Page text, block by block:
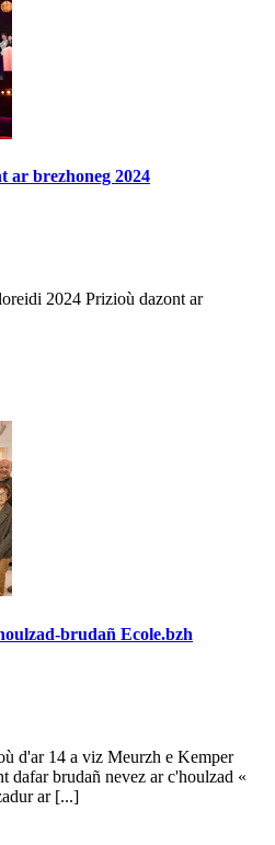
ar brezhoneg 2024
2024 Prizioù dazont ar
brudañ Ecole.bzh
d'ar 14 a viz Meurzh e Kemper
dafar brudañ nevez ar c'houlzad «
ar [...]